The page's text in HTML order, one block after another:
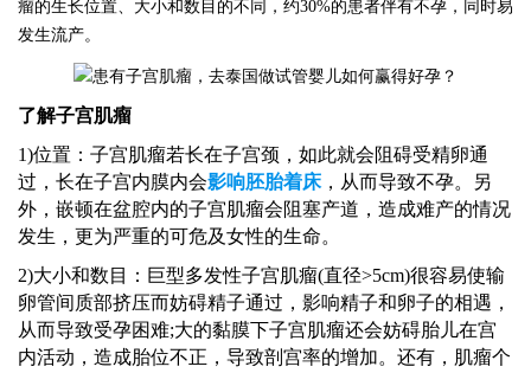
瘤的生长位置、大小和数目的不同，约30%的患者伴有不孕，同时易
发生流产。
了解子宫肌瘤
1)位置：子宫肌瘤若长在子宫颈，如此就会阻碍受精卵通
过，长在子宫内膜内会影响胚胎着床，从而导致不孕。另
外，嵌顿在盆腔内的子宫肌瘤会阻塞产道，造成难产的情况
发生，更为严重的可危及女性的生命。
2)大小和数目：巨型多发性子宫肌瘤(直径>5cm)很容易使输
卵管间质部挤压而妨碍精子通过，影响精子和卵子的相遇，
从而导致受孕困难;大的黏膜下子宫肌瘤还会妨碍胎儿在宫
内活动，造成胎位不正，导致剖宫率的增加。还有，肌瘤个